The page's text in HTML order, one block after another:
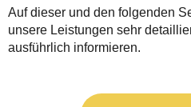
Auf dieser und den folgenden
unsere Leistungen sehr
ausführlich informieren.